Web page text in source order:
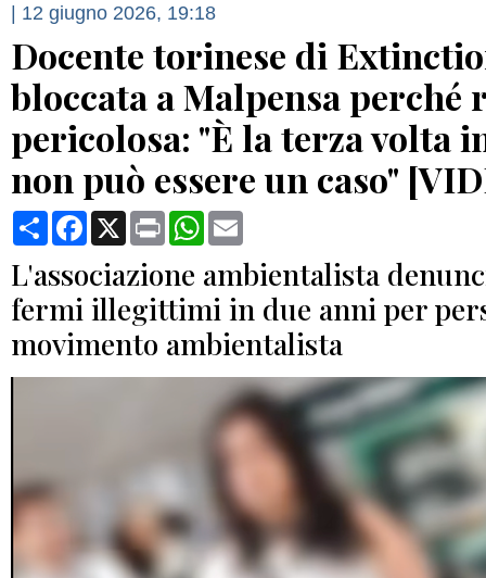
| 12 giugno 2026, 19:18
Docente torinese di
bloccata a Malpensa perché
pericolosa: "È la terza volta
non può essere un caso"
CondividiFacebook
X Print WhatsApp
L'associazione ambientalista
fermi illegittimi in due anni per
movimento ambientalista